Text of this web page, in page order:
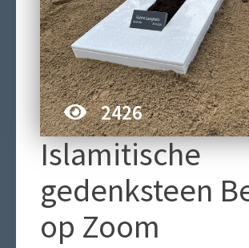
2426
Islamitische
gedenksteen
op Zoom